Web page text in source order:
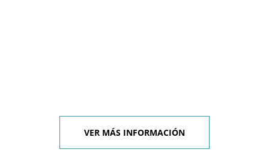
VER MÁS INFORMACIÓN